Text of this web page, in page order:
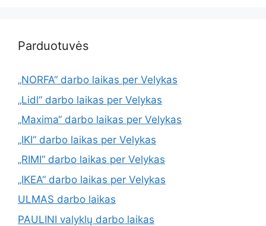
Parduotuvės
„NORFA“ darbo laikas per Velykas
„Lidl“ darbo laikas per Velykas
„Maxima“ darbo laikas per Velykas
„IKI“ darbo laikas per Velykas
„RIMI“ darbo laikas per Velykas
„IKEA“ darbo laikas per Velykas
ULMAS darbo laikas
PAULINI valyklų darbo laikas